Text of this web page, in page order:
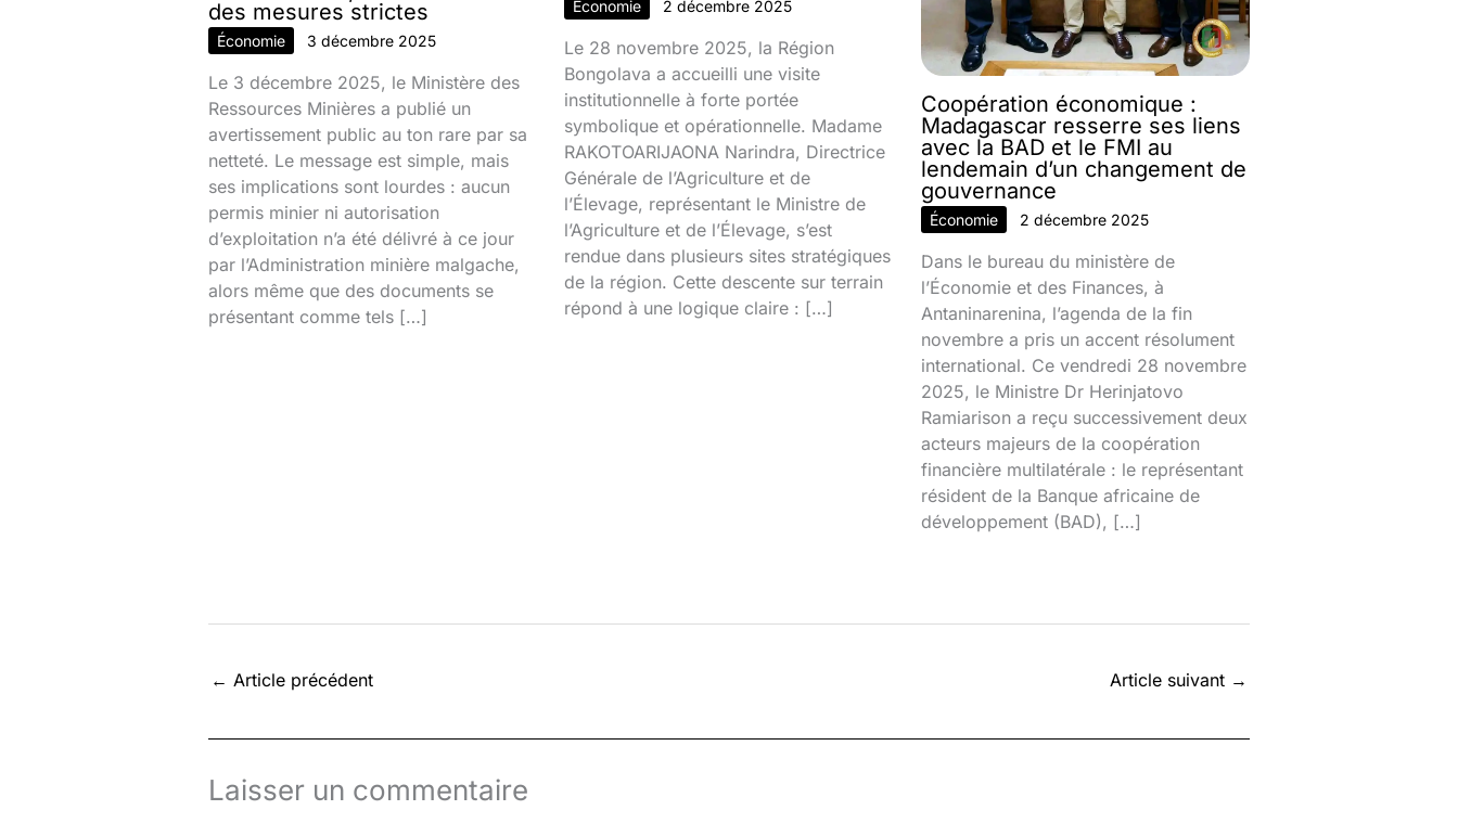
des mesures strictes
Économie 3 décembre 2025
Le 3 décembre 2025, le Ministère des
Ressources Minières a publié un
avertissement public au ton rare par sa
netteté. Le message est simple, mais
ses implications sont lourdes : aucun
permis minier ni autorisation
d’exploitation n’a été délivré à ce jour
par l’Administration minière malgache,
alors même que des documents se
présentant comme tels […]
Économie 2 décembre 2025
Le 28 novembre 2025, la Région
Bongolava a accueilli une visite
institutionnelle à forte portée
symbolique et opérationnelle. Madame
RAKOTOARIJAONA Narindra, Directrice
Générale de l’Agriculture et de
l’Élevage, représentant le Ministre de
l’Agriculture et de l’Élevage, s’est
rendue dans plusieurs sites stratégiques
de la région. Cette descente sur terrain
répond à une logique claire : […]
Coopération économique :
Madagascar resserre ses liens
avec la BAD et le FMI au
lendemain d’un changement de
gouvernance
Économie 2 décembre 2025
Dans le bureau du ministère de
l’Économie et des Finances, à
Antaninarenina, l’agenda de la fin
novembre a pris un accent résolument
international. Ce vendredi 28 novembre
2025, le Ministre Dr Herinjatovo
Ramiarison a reçu successivement deux
acteurs majeurs de la coopération
financière multilatérale : le représentant
résident de la Banque africaine de
développement (BAD), […]
← Article précédent Article suivant →
Laisser un commentaire